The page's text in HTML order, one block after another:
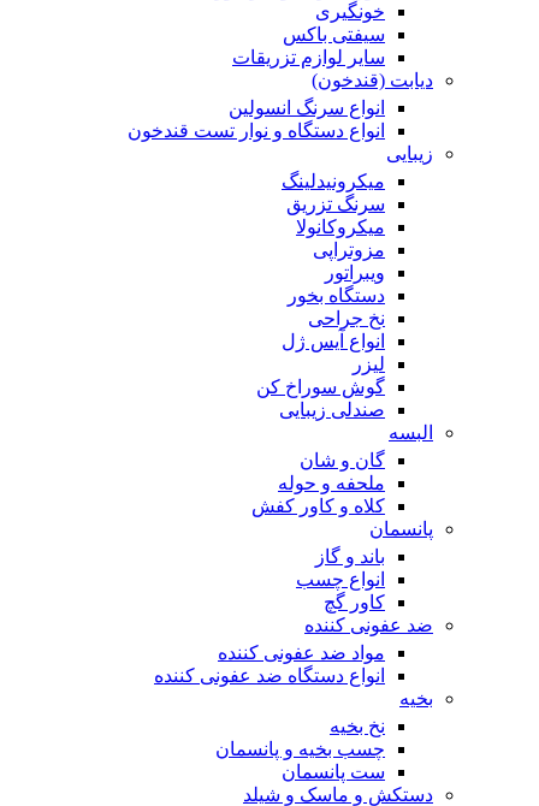
خونگیری
سیفتی باکس
سایر لوازم تزریقات
دیابت (قندخون)
انواع سرنگ انسولین
انواع دستگاه و نوار تست قندخون
زیبایی
میکرونیدلینگ
سرنگ تزریق
میکروکانولا
مزوتراپی
ویبراتور
دستگاه بخور
نخ جراحی
انواع آیس ژل
لیزر
گوش سوراخ کن
صندلی زیبایی
البسه
گان و شان
ملحفه و حوله
کلاه و کاور کفش
پانسمان
باند و گاز
انواع چسب
کاور گچ
ضد عفونی کننده
مواد ضد عفونی کننده
انواع دستگاه ضد عفونی کننده
بخیه
نخ بخیه
چسب بخیه و پانسمان
ست پانسمان
دستکش و ماسک و شیلد